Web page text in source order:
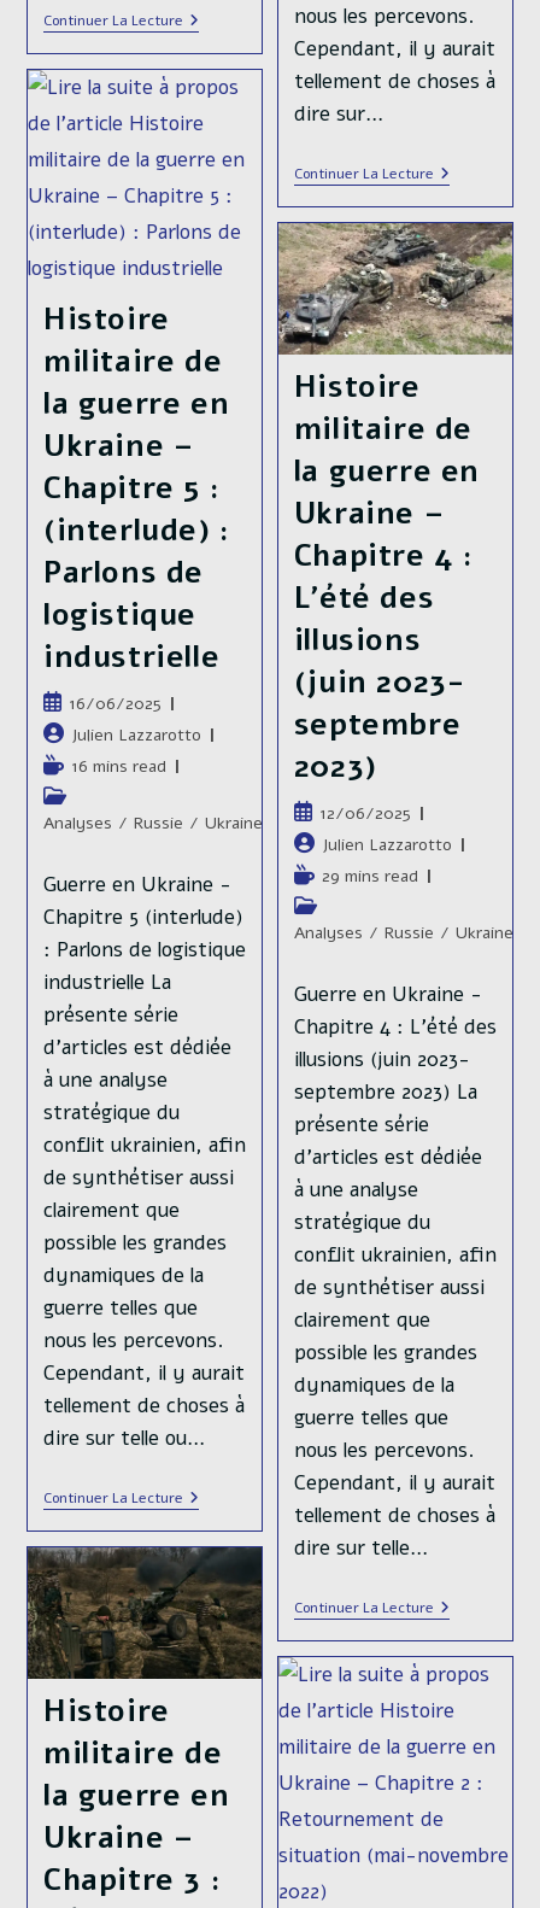
Continuer La LectureHistoire
Militaire
De
La
Guerre
En
Ukraine
–
Chapitre
7
La
Stratégique
nous les percevons.
Cependant, il y aurait
tellement de choses à
dire sur…
Continuer La LectureHistoire
Militaire
De
La
Guerre
En
Ukraine
–
Chapitre
6
Du
Donbass
(octobre
2023-
2025)
Histoire
militaire de
la guerre en
Ukraine –
Chapitre 5 :
(interlude) :
Parlons de
logistique
industrielle
Publication
publiée :
16/06/2025
Auteur/autrice
de
la
publication :
Julien Lazzarotto
Temps
de
lecture :
16 mins read
Post
category:
Analyses / Russie / Ukraine
Guerre en Ukraine -
Chapitre 5 (interlude)
: Parlons de logistique
industrielle La
présente série
d’articles est dédiée
à une analyse
stratégique du
conflit ukrainien, afin
de synthétiser aussi
clairement que
possible les grandes
dynamiques de la
guerre telles que
nous les percevons.
Cependant, il y aurait
tellement de choses à
dire sur telle ou…
Continuer La LectureHistoire
Militaire
De
La
Guerre
En
Ukraine
–
Chapitre
5
Parlons
De
Logistique
Industrielle
Histoire
militaire de
la guerre en
Ukraine –
Chapitre 4 :
L’été des
illusions
(juin 2023-
septembre
2023)
Publication
publiée :
12/06/2025
Auteur/autrice
de
la
publication :
Julien Lazzarotto
Temps
de
lecture :
29 mins read
Post
category:
Analyses / Russie / Ukraine
Guerre en Ukraine -
Chapitre 4 : L'été des
illusions (juin 2023-
septembre 2023) La
présente série
d’articles est dédiée
à une analyse
stratégique du
conflit ukrainien, afin
de synthétiser aussi
clairement que
possible les grandes
dynamiques de la
guerre telles que
nous les percevons.
Cependant, il y aurait
tellement de choses à
dire sur telle…
Continuer La LectureHistoire
Militaire
De
La
Guerre
En
Ukraine
–
Chapitre
4
L’été
Illusions
Histoire
militaire de
la guerre en
Ukraine –
Chapitre 3 :